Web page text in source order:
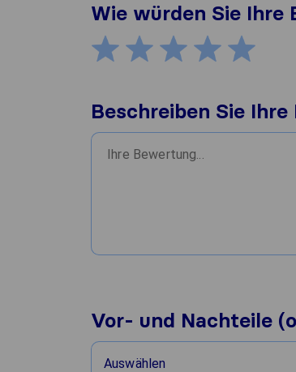
Wie würden Sie
Beschreiben Sie
Vor- und Nachteile
Auswählen